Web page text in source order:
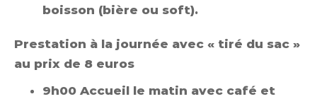
boisson (bière ou soft).
Prestation à la journée avec « tiré du sac »
au prix de 8 euros
9h00 Accueil le matin avec café et